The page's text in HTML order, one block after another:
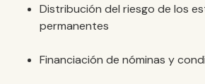
Distribución del riesgo de los
permanentes
Financiación de nóminas y